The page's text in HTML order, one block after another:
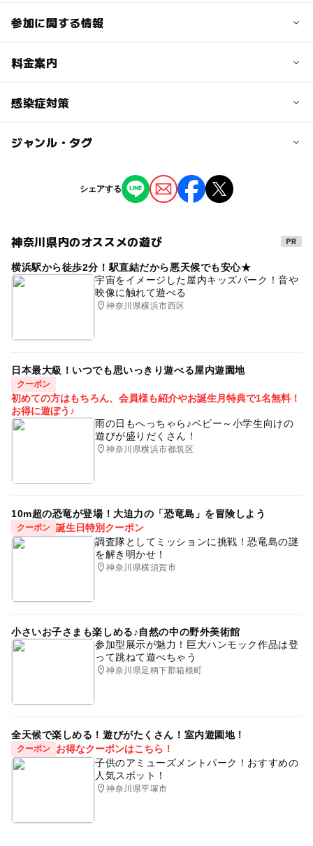
参加に関する情報
定員詳細
対象年齢
0歳･1歳･2歳の赤ちゃん(乳児･幼児)
注意・制限事項
親子連れとまったりすごしたいお一人のお客様も大歓迎で
小学生が一緒に遊んだり、シニア層がニコニコ見守った
応募方法
ご予約不要です。お散歩のついでにお立ち寄りください
ね。
料金案内
子供の料金
離乳食持ち込みOKです。もしよかったら、カフェメニュ
ーにリンゴジュース、オレンジジュースあります。（濃縮
大人の料金
無料
感染症対策
当店では以下の対策を実施しております。
・使用後の客席のアルコール消毒
ジャンル・タグ
ミニイベント
タグ
室内なので雨の日でもOK
屋内施設だから寒くない!雨の日でも安心!
手遊び 子育て相談
シェアする
神奈川県内のオススメの遊び
横浜駅から徒歩2分！駅直結だから悪天候でも安心★
宇宙をイメージした屋内キッズパーク！音や
映像に触れて遊べる
神奈川県横浜市西区
日本最大級！いつでも思いっきり遊べる屋内遊園地
クーポン
初めての方はもちろん、会員様も紹介やお誕生月特典で1名無料！
お得に遊ぼう♪
雨の日もへっちゃら♪ベビー～小学生向けの
遊びが盛りだくさん！
神奈川県横浜市都筑区
10m超の恐竜が登場！大迫力の「恐竜島」を冒険しよう
クーポン 誕生日特別クーポン
調査隊としてミッションに挑戦！恐竜島の謎
を解き明かせ！
神奈川県横須賀市
小さいお子さまも楽しめる♪自然の中の野外美術館
参加型展示が魅力！巨大ハンモック作品は登
って跳ねて遊べちゃう
神奈川県足柄下郡箱根町
全天候で楽しめる！遊びがたくさん！室内遊園地！
クーポン
お得なクーポンはこちら！
子供のアミューズメントパーク！おすすめの
人気スポット！
神奈川県平塚市